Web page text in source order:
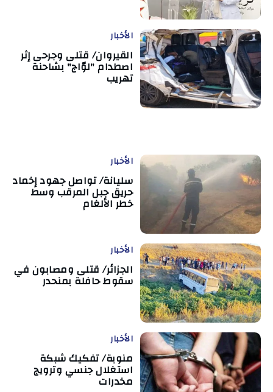
الأخبار
القيروان/ قتلى وجرحى إثر
اصطدام "لوّاج" بشاحنة
تهريب
الأخبار
سليانة/ تواصل جهود إخماد
حريق جبل المرقب وسط
خطر الألغام
الأخبار
الجزائر/ قتلى ومصابون في
سقوط حافلة بمنحدر
الأخبار
منوبة/ تفكيك شبكة
استغلال جنسي وترويج
مخدرات